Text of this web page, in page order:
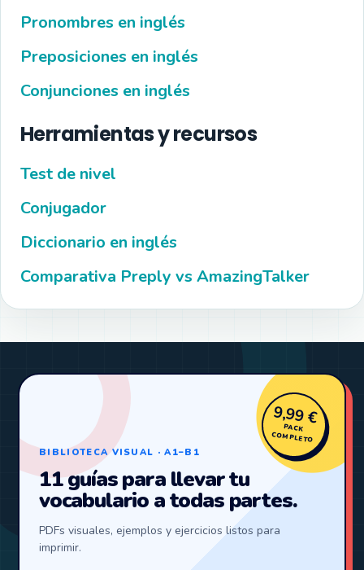
Pronombres en inglés
Preposiciones en inglés
Conjunciones en inglés
Herramientas y recursos
Test de nivel
Conjugador
Diccionario en inglés
Comparativa Preply vs AmazingTalker
BIBLIOTECA VISUAL · A1–B1
11 guías para llevar tu
vocabulario a todas partes.
PDFs visuales, ejemplos y ejercicios listos para
imprimir.
9,99 €
PACK
COMPLETO